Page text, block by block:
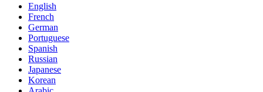
English
French
German
Portuguese
Spanish
Russian
Japanese
Korean